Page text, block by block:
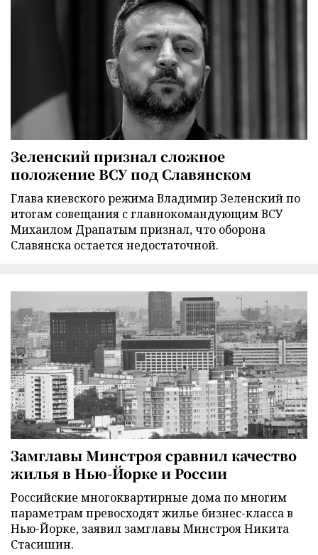
Зеленский признал сложное
положение ВСУ под Славянском
Глава киевского режима Владимир Зеленский по
итогам совещания с главнокомандующим ВСУ
Михаилом Драпатым признал, что оборона
Славянска остается недостаточной.
Замглавы Минстроя сравнил качество
жилья в Нью-Йорке и России
Российские многоквартирные дома по многим
параметрам превосходят жилье бизнес-класса в
Нью-Йорке, заявил замглавы Минстроя Никита
Стасишин.